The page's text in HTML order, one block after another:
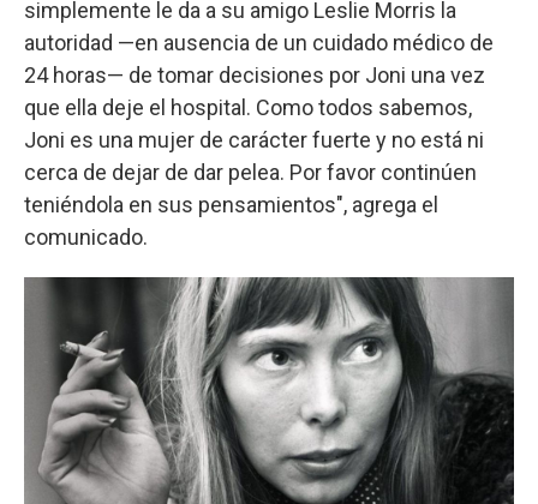
simplemente le da a su amigo Leslie Morris la
autoridad —en ausencia de un cuidado médico de
24 horas— de tomar decisiones por Joni una vez
que ella deje el hospital. Como todos sabemos,
Joni es una mujer de carácter fuerte y no está ni
cerca de dejar de dar pelea. Por favor continúen
teniéndola en sus pensamientos", agrega el
comunicado.